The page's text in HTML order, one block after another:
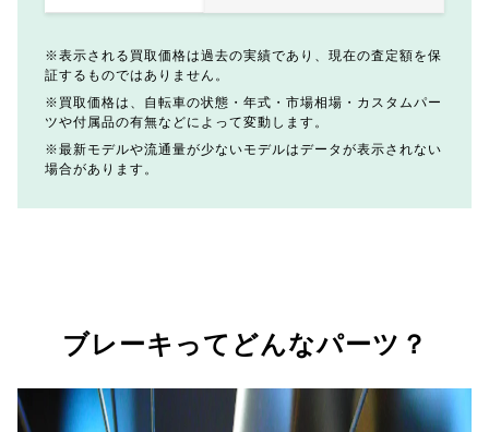
表示される買取価格は過去の実績であり、現在の査定額を保
証するものではありません。
買取価格は、自転車の状態・年式・市場相場・カスタムパー
ツや付属品の有無などによって変動します。
最新モデルや流通量が少ないモデルはデータが表示されない
場合があります。
ブレーキってどんなパーツ？